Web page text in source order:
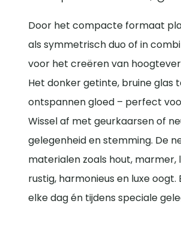
Door het compacte formaat
als symmetrisch duo of in
voor het creëren van
Het donker getinte, bruine glas
ontspannen gloed – perfect
Wissel af met geurkaarsen of
gelegenheid en stemming. De
materialen zoals hout,
rustig, harmonieus en luxe
elke dag én tijdens speciale